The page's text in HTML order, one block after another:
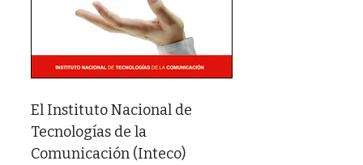
El Instituto Nacional de
Tecnologías de la
Comunicación (Inteco)